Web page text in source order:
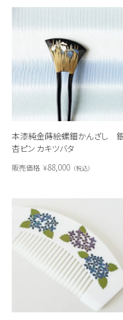
本漆純金蒔絵螺鈿かんざし
杏ピン カキツバタ
販売価格 ¥88,000 税込